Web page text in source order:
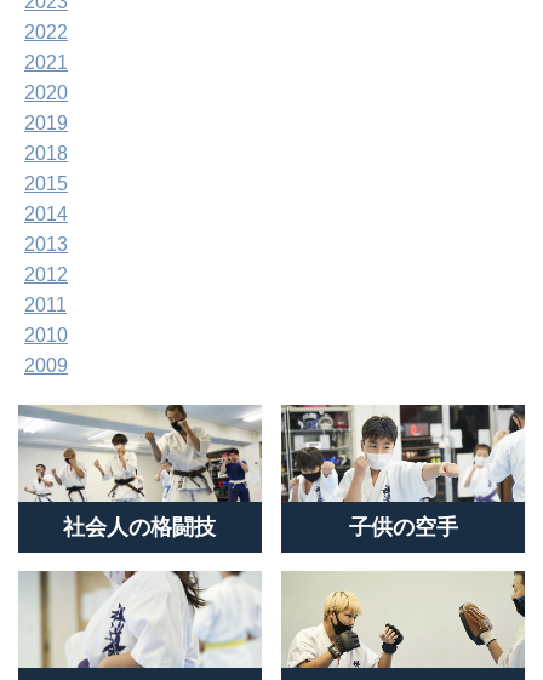
2022
2021
2020
2019
2018
2015
2014
2013
2012
2011
2010
2009
社会人の格闘技 子供の空手